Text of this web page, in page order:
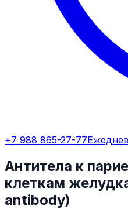
+7 988 865-27-77
Антитела к
клеткам
antibody)